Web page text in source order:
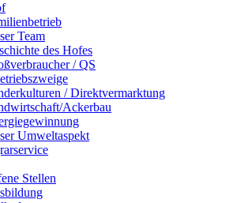
Team
des Hofes
/ QS
/ Direktvermarktung
Ackerbau
Umweltaspekt
Stellen